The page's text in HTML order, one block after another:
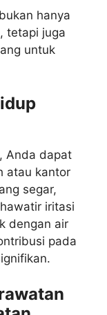
hanya
tetapi juga
untuk
Anda dapat
atau kantor
segar,
iritasi
dengan air
pada